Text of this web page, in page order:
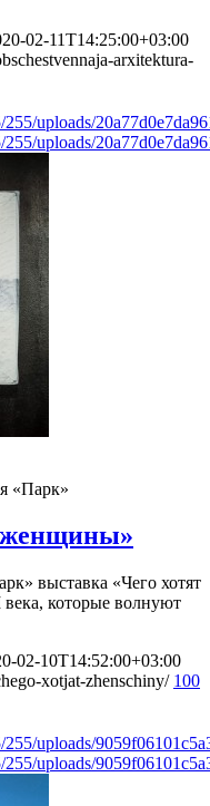
02-11T14:25:00+03:00
arxitektura-
uploads/
uploads/
«Парк»
женщины»
выставка «Чего хотят
которые волнуют
02-10T14:52:00+03:00
xotjat-zhenschiny/ 100
uploads/
uploads/